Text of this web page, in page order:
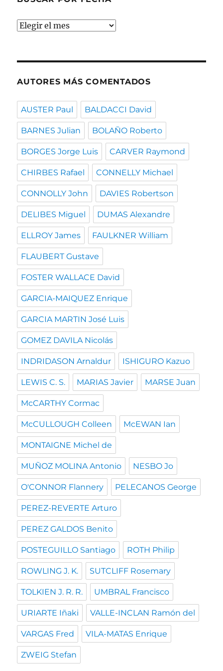
Buscar
AUTORES MÁS COMENTADOS
AUSTER Paul BALDACCI David
BARNES Julian BOLAÑO Roberto
BORGES Jorge Luis CARVER Raymond
CHIRBES Rafael CONNELLY Michael
CONNOLLY John DAVIES Robertson
DELIBES Miguel DUMAS Alexandre
ELLROY James FAULKNER William
FLAUBERT Gustave
FOSTER WALLACE David
GARCIA-MAIQUEZ Enrique
GARCIA MARTIN José Luis
GOMEZ DAVILA Nicolás
INDRIDASON Arnaldur ISHIGURO Kazuo
LEWIS C. S. MARIAS Javier MARSE Juan
McCARTHY Cormac
McCULLOUGH Colleen McEWAN Ian
MONTAIGNE Michel de
MUÑOZ MOLINA Antonio NESBO Jo
O'CONNOR Flannery PELECANOS George
PEREZ-REVERTE Arturo
PEREZ GALDOS Benito
POSTEGUILLO Santiago ROTH Philip
ROWLING J. K. SUTCLIFF Rosemary
TOLKIEN J. R. R. UMBRAL Francisco
URIARTE Iñaki VALLE-INCLAN Ramón del
VARGAS Fred VILA-MATAS Enrique
ZWEIG Stefan